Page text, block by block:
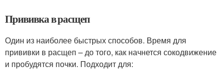
Прививка в расщеп
Один из наиболее быстрых способов. Время для
прививки в расщеп – до того, как начнется сокодвижение
и пробудятся почки. Подходит для: